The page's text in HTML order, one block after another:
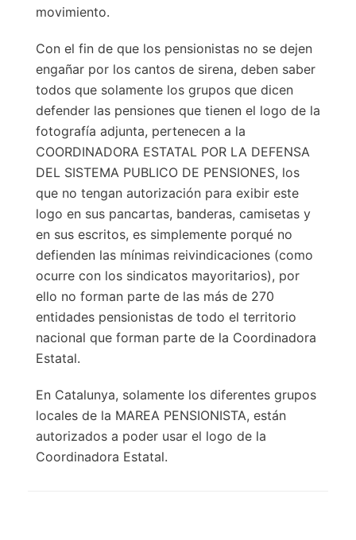
movimiento.
Con el fin de que los pensionistas no se dejen
engañar por los cantos de sirena, deben saber
todos que solamente los grupos que dicen
defender las pensiones que tienen el logo de la
fotografía adjunta, pertenecen a la
COORDINADORA ESTATAL POR LA DEFENSA
DEL SISTEMA PUBLICO DE PENSIONES, los
que no tengan autorización para exibir este
logo en sus pancartas, banderas, camisetas y
en sus escritos, es simplemente porqué no
defienden las mínimas reivindicaciones (como
ocurre con los sindicatos mayoritarios), por
ello no forman parte de las más de 270
entidades pensionistas de todo el territorio
nacional que forman parte de la Coordinadora
Estatal.
En Catalunya, solamente los diferentes grupos
locales de la MAREA PENSIONISTA, están
autorizados a poder usar el logo de la
Coordinadora Estatal.